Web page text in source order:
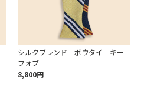
シルクブレンド ボウタイ キー
フォブ
8,800円